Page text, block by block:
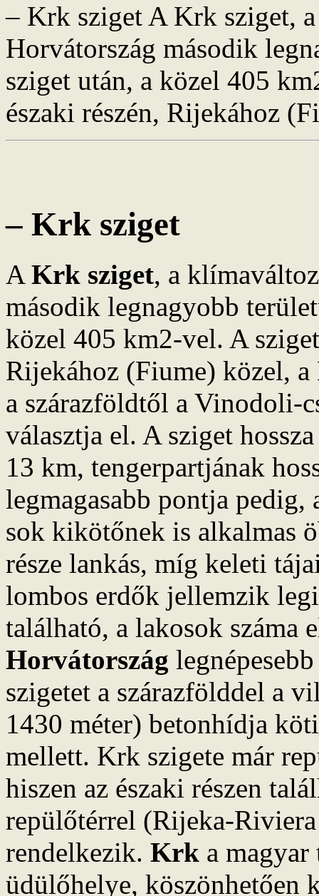
– Krk sziget A Krk sziget,
Horvátország második
sziget után, a közel 405
északi részén, Rijekához
– Krk sziget
A Krk sziget, a
második legnagyobb
közel 405 km2-vel. A
Rijekához (Fiume) közel,
a szárazföldtől a Vinodoli-
választja el. A sziget
13 km, tengerpartjának
legmagasabb pontja pedig,
sok kikötőnek is alkalmas
része lankás, míg keleti
lombos erdők jellemzik
található, a lakosok száma
Horvátország
szigetet a szárazfölddel a
1430 méter) betonhídja
mellett. Krk szigete már
hiszen az északi részen
repülőtérrel (Rijeka-
rendelkezik. Krk a
üdülőhelye, köszönhetően